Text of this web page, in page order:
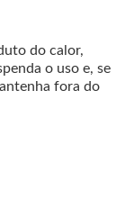
do calor,
o uso e, se
fora do